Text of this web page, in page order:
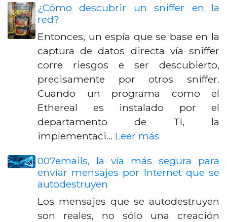
¿Cómo descubrir un sniffer en la
red?
Entonces, un espía que se base en la
captura de datos directa vía sniffer
corre riesgos e ser descubierto,
precisamente por otros sniffer.
Cuando un programa como el
Ethereal es instalado por el
departamento de TI, la
implementaci… Leer más
007emails, la vía más segura para
enviar mensajes por Internet que se
autodestruyen
Los mensajes que se autodestruyen
son reales, no sólo una creación